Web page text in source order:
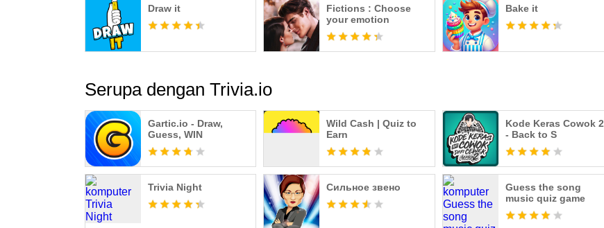
Draw it
Fictions : Choose
your emotion
Bake it
Serupa dengan Trivia.io
Gartic.io - Draw,
Guess, WIN
Wild Cash | Quiz to
Earn
Kode Keras Cowok 2
- Back to S
Trivia Night Сильное звено
Guess the song
music quiz game